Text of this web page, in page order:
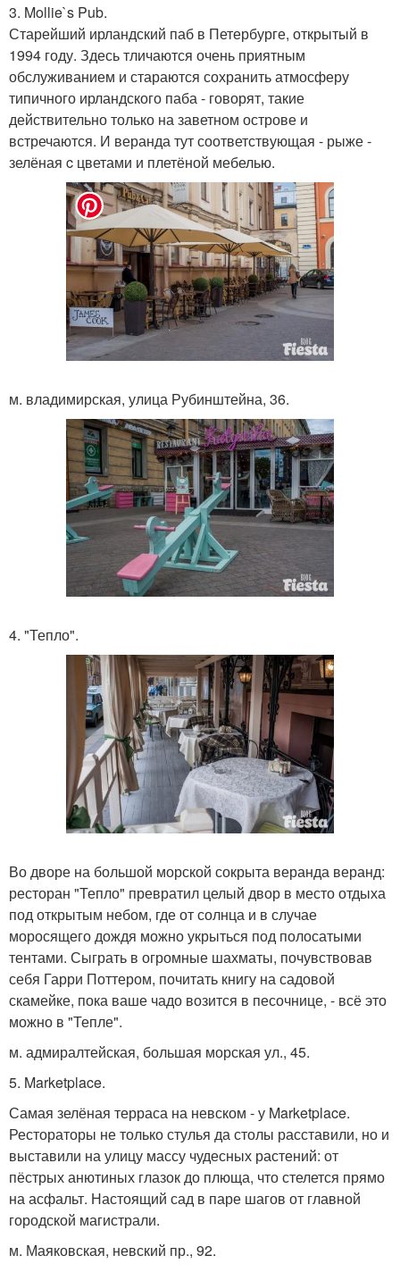
3. Mollie`s Pub.
Старейший ирландский паб в Петербурге, открытый в
1994 году. Здесь тличаются очень приятным
обслуживанием и стараются сохранить атмосферу
типичного ирландского паба - говорят, такие
действительно только на заветном острове и
встречаются. И веранда тут соответствующая - рыже -
зелёная c цветами и плетёной мебелью.
м. владимирская, улица Рубинштейна, 36.
4. "Тепло".
Во дворе на большой морской сокрыта веранда веранд:
ресторан "Тепло" превратил целый двор в место отдыха
под открытым небом, где от солнца и в случае
моросящего дождя можно укрыться под полосатыми
тентами. Сыграть в огромные шахматы, почувствовав
себя Гарри Поттером, почитать книгу на садовой
скамейке, пока ваше чадо возится в песочнице, - всё это
можно в "Тепле".
м. адмиралтейская, большая морская ул., 45.
5. Marketplace.
Самая зелёная терраса на невском - у Marketplace.
Рестораторы не только стулья да столы расставили, но и
выставили на улицу массу чудесных растений: от
пёстрых анютиных глазок до плюща, что стелется прямо
на асфальт. Настоящий сад в паре шагов от главной
городской магистрали.
м. Маяковская, невский пр., 92.